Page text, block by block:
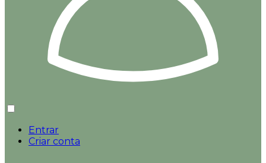
Entrar
Criar conta